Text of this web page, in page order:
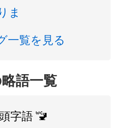
ま
一覧を見る
語一覧
字語 🚾